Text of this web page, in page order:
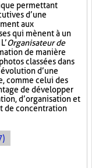
permettant
d’une
aux
qui mènent à un
Organisateur de
de manière
classées dans
d’une
comme celui des
de développer
d’organisation et
de concentration